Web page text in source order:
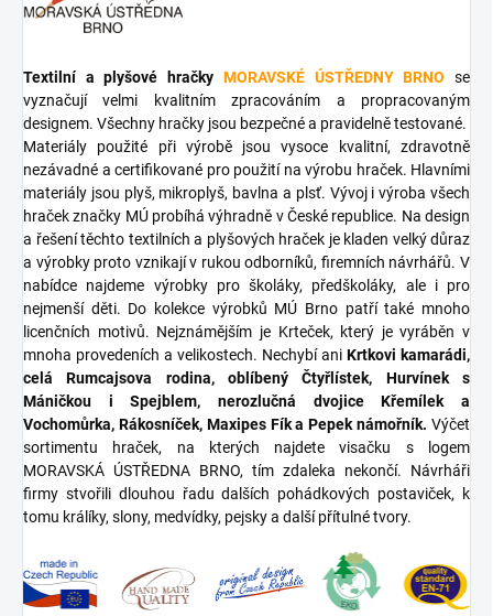
Textilní a plyšové hračky MORAVSKÉ ÚSTŘEDNY BRNO se
vyznačují velmi kvalitním zpracováním a propracovaným
designem. Všechny hračky jsou bezpečné a pravidelně testované.
Materiály použité při výrobě jsou vysoce kvalitní, zdravotně
nezávadné a certifikované pro použití na výrobu hraček. Hlavními
materiály jsou plyš, mikroplyš, bavlna a plsť. Vývoj i výroba všech
hraček značky MÚ probíhá výhradně v České republice. Na design
a řešení těchto textilních a plyšových hraček je kladen velký důraz
a výrobky proto vznikají v rukou odborníků, firemních návrhářů. V
nabídce najdeme výrobky pro školáky, předškoláky, ale i pro
nejmenší děti. Do kolekce výrobků MÚ Brno patří také mnoho
licenčních motivů. Nejznámějším je Krteček, který je vyráběn v
mnoha provedeních a velikostech. Nechybí ani Krtkovi kamarádi,
celá Rumcajsova rodina, oblíbený Čtyřlístek, Hurvínek s
Máničkou i Spejblem, nerozlučná dvojice Křemílek a
Vochomůrka, Rákosníček, Maxipes Fík a Pepek námořník. Výčet
sortimentu hraček, na kterých najdete visačku s logem
MORAVSKÁ ÚSTŘEDNA BRNO, tím zdaleka nekončí. Návrháři
firmy stvořili dlouhou řadu dalších pohádkových postaviček, k
tomu králíky, slony, medvídky, pejsky a další přítulné tvory.